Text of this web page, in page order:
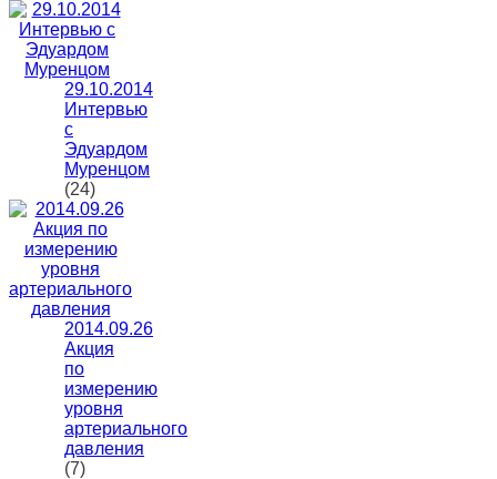
29.10.2014
Интервью
с
Эдуардом
Муренцом
(24)
2014.09.26
Акция
по
измерению
уровня
артериального
давления
(7)